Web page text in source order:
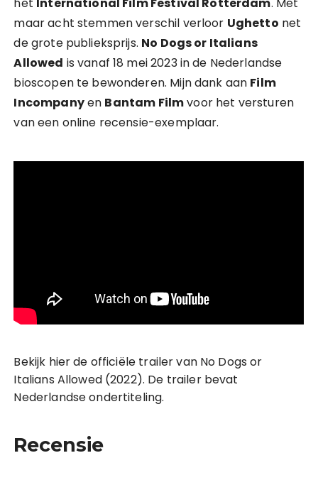
maar acht stemmen verschil verloor Ughetto net
de grote publieksprijs. No Dogs or Italians
Allowed is vanaf 18 mei 2023 in de Nederlandse
bioscopen te bewonderen. Mijn dank aan Film
Incompanyen Bantam Filmvoor het versturen
van een online recensie-exemplaar.
Bekijk hier de officiële trailer van No Dogs or
Italians Allowed (2022). De trailer bevat
Nederlandse ondertiteling.
Recensie